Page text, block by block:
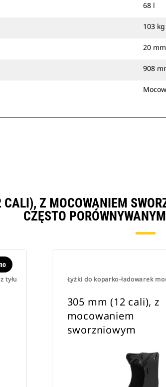
68 l
103 kg
20 mm
908
Z MOCOWANIEM
CZĘSTO
tyłu Łyżki do koparko-ładowarek
305 mm (12 cali), z
mocowaniem
sworzniowym